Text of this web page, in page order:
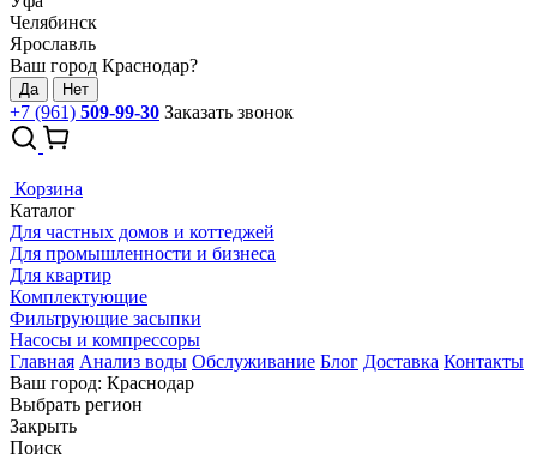
Челябинск
Ярославль
Ваш город Краснодар?
Да Нет
+7 (961) 509-99-30 Заказать звонок
Корзина
Каталог
Для частных домов и коттеджей
Для промышленности и бизнеса
Для квартир
Комплектующие
Фильтрующие засыпки
Насосы и компрессоры
Главная Анализ воды Обслуживание Блог Доставка Контакты
Ваш город: Краснодар
Выбрать регион
Закрыть
Поиск